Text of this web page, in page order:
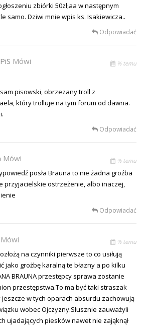
zbiórki 50zł,aa w następnym
samo. Dziwi mnie wpis ks. Isakiewicza..
Odpowiadać
Mówi % temu
pisowski, obrzezany troll z
który trolluje na tym forum od dawna.
Odpowiadać
Mówi % temu
posła Brauna to nie żadna groźba
przyjacielskie ostrzeżenie, albo inaczej,
Odpowiadać
Mówi % temu
na czynniki pierwsze to co usiłują
jako grożbę karalną te błazny a po kilku
BRAUNA przestępcy sprawa zostanie
przestępstwa.To ma być taki straszak
w tych oparach absurdu zachowują
wobec Ojczyzny.Słusznie zauważyli
ujadających piesków nawet nie zająknął